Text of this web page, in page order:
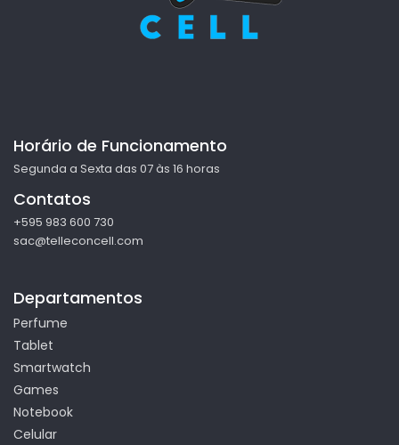
Horário de Funcionamento
Segunda a Sexta das 07 às 16 horas
Contatos
+595 983 600 730
sac@telleconcell.com
Departamentos
Perfume
Tablet
Smartwatch
Games
Notebook
Celular